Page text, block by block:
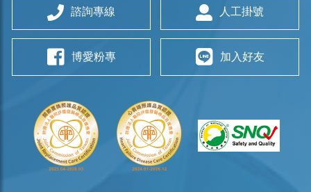
諮詢專線 人工掛號
博愛粉專 加入好友